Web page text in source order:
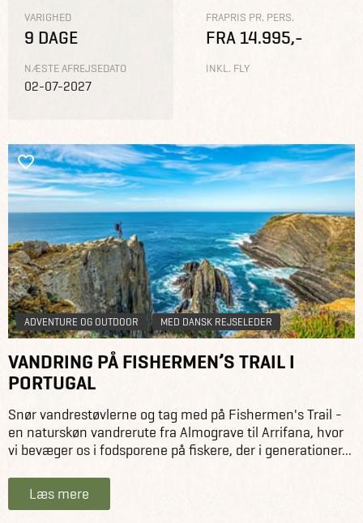
VARIGHED
9 DAGE
NÆSTE AFREJSEDATO
02-07-2027
FRAPRIS PR. PERS.
FRA 14.995,-
INKL. FLY
ADVENTURE OG OUTDOOR MED DANSK REJSELEDER
VANDRING PÅ FISHERMEN’S TRAIL I
PORTUGAL
Snør vandrestøvlerne og tag med på Fishermen's Trail -
en naturskøn vandrerute fra Almograve til Arrifana, hvor
vi bevæger os i fodsporene på fiskere, der i generationer...
Læs mere